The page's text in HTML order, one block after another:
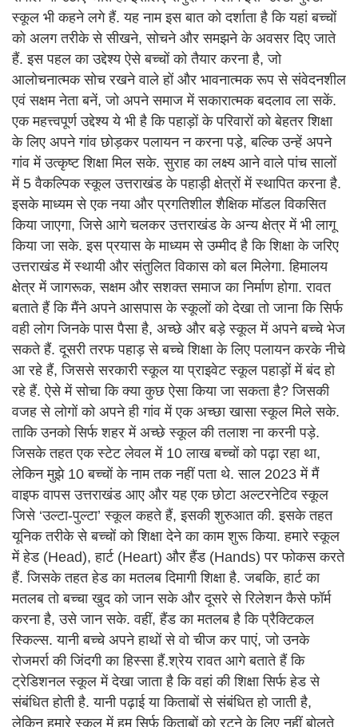
स्कूल भी कहने लगे हैं. यह नाम इस बात को दर्शाता है कि यहां बच्चों
को अलग तरीके से सीखने, सोचने और समझने के अवसर दिए जाते
हैं. इस पहल का उद्देश्य ऐसे बच्चों को तैयार करना है, जो
आलोचनात्मक सोच रखने वाले हों और भावनात्मक रूप से संवेदनशील
एवं सक्षम नेता बनें, जो अपने समाज में सकारात्मक बदलाव ला सकें.
एक महत्त्वपूर्ण उद्देश्य ये भी है कि पहाड़ों के परिवारों को बेहतर शिक्षा
के लिए अपने गांव छोड़कर पलायन न करना पडे़, बल्कि उन्हें अपने
गांव में उत्कृष्ट शिक्षा मिल सके. सुराह का लक्ष्य आने वाले पांच सालों
में 5 वैकल्पिक स्कूल उत्तराखंड के पहाड़ी क्षेत्रों में स्थापित करना है.
इसके माध्यम से एक नया और प्रगतिशील शैक्षिक मॉडल विकसित
किया जाएगा, जिसे आगे चलकर उत्तराखंड के अन्य क्षेत्र में भी लागू
किया जा सके. इस प्रयास के माध्यम से उम्मीद है कि शिक्षा के जरिए
उत्तराखंड में स्थायी और संतुलित विकास को बल मिलेगा. हिमालय
क्षेत्र में जागरूक, सक्षम और सशक्त समाज का निर्माण होगा. रावत
बताते हैं कि मैंने अपने आसपास के स्कूलों को देखा तो जाना कि सिर्फ
वही लोग जिनके पास पैसा है, अच्छे और बड़े स्कूल में अपने बच्चे भेज
सकते हैं. दूसरी तरफ पहाड़ से बच्चे शिक्षा के लिए पलायन करके नीचे
आ रहे हैं, जिससे सरकारी स्कूल या प्राइवेट स्कूल पहाड़ों में बंद हो
रहे हैं. ऐसे में सोचा कि क्या कुछ ऐसा किया जा सकता है? जिसकी
वजह से लोगों को अपने ही गांव में एक अच्छा खासा स्कूल मिले सके.
ताकि उनको सिर्फ शहर में अच्छे स्कूल की तलाश ना करनी पड़े.
जिसके तहत एक स्टेट लेवल में 10 लाख बच्चों को पढ़ा रहा था,
लेकिन मुझे 10 बच्चों के नाम तक नहीं पता थे. साल 2023 में मैं
वाइफ वापस उत्तराखंड आए और यह एक छोटा अल्टरनेटिव स्कूल
जिसे ‘उल्टा-पुल्टा’ स्कूल कहते हैं, इसकी शुरुआत की. इसके तहत
यूनिक तरीके से बच्चों को शिक्षा देने का काम शुरू किया. हमारे स्कूल
में हेड (Head), हार्ट (Heart) और हैंड (Hands) पर फोकस करते
हैं. जिसके तहत हेड का मतलब दिमागी शिक्षा है. जबकि, हार्ट का
मतलब तो बच्चा खुद को जान सके और दूसरे से रिलेशन कैसे फॉर्म
करना है, उसे जान सके. वहीं, हैंड का मतलब है कि प्रैक्टिकल
स्किल्स. यानी बच्चे अपने हाथों से वो चीज कर पाएं, जो उनके
रोजमर्रा की जिंदगी का हिस्सा हैं.श्रेय रावत आगे बताते हैं कि
ट्रेडिशनल स्कूल में देखा जाता है कि वहां की शिक्षा सिर्फ हेड से
संबंधित होती है. यानी पढ़ाई या किताबों से संबंधित हो जाती है,
लेकिन हमारे स्कूल में हम सिर्फ किताबों को रटने के लिए नहीं बोलते